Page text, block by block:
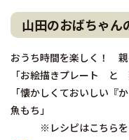
山田のおばちゃん
おうち時間を楽しく！
「お絵描きプレート と
「懐かしくておいしい
魚もち」
※レシピはこちら